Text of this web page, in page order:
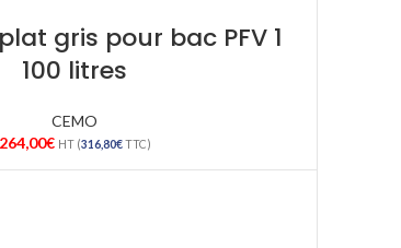
gris pour bac PFV 1
100 litres
CEMO
264,00€ HT (316,80€TTC)